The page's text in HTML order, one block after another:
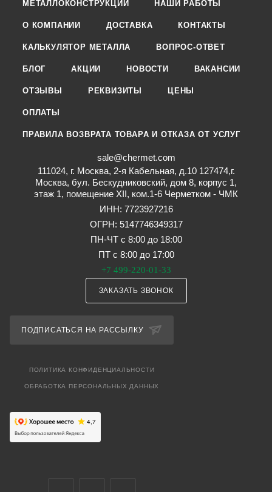
МЕТАЛЛОКОНСТРУКЦИИ НАШИ РАБОТЫ
О КОМПАНИИ ДОСТАВКА КОНТАКТЫ
КАЛЬКУЛЯТОР МЕТАЛЛА ВОПРОС-ОТВЕТ
БЛОГ АКЦИИ НОВОСТИ ВАКАНСИИ
ОТЗЫВЫ РЕКВИЗИТЫ ЦЕНЫ
ОПЛАТЫ
ПРАВИЛА ВОЗВРАТА ТОВАРА И ОТКАЗА ОТ УСЛУГ
sale@chermet.com
111024, г. Москва, 2-я Кабельная, д.10 127474,г.
Москва, бул. Бескудниковский, дом 8, корпус 1,
этаж 1, помещение XII, ком.1-6 Черметком - ЧМК
ИНН: 7723927216
ОГРН: 5147746349317
ПН-ЧТ с 8:00 до 18:00
ПТ с 8:00 до 17:00
+7 499-220-01-33
ЗАКАЗАТЬ ЗВОНОК
ПОДПИСАТЬСЯ НА РАССЫЛКУ
ПОЛИТИКА КОНФИДЕНЦИАЛЬНОСТИ
ОБРАБОТКА ПЕРСОНАЛЬНЫХ ДАННЫХ